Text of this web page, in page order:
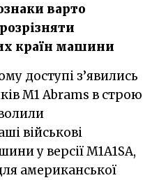
варто
країн машини
M1 Abrams в строю
військові
у версії M1A1SA,
американської